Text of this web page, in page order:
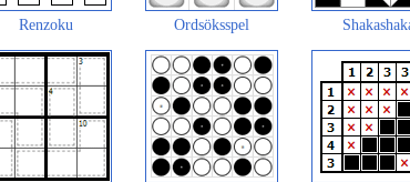
Renzoku Ordsöksspel